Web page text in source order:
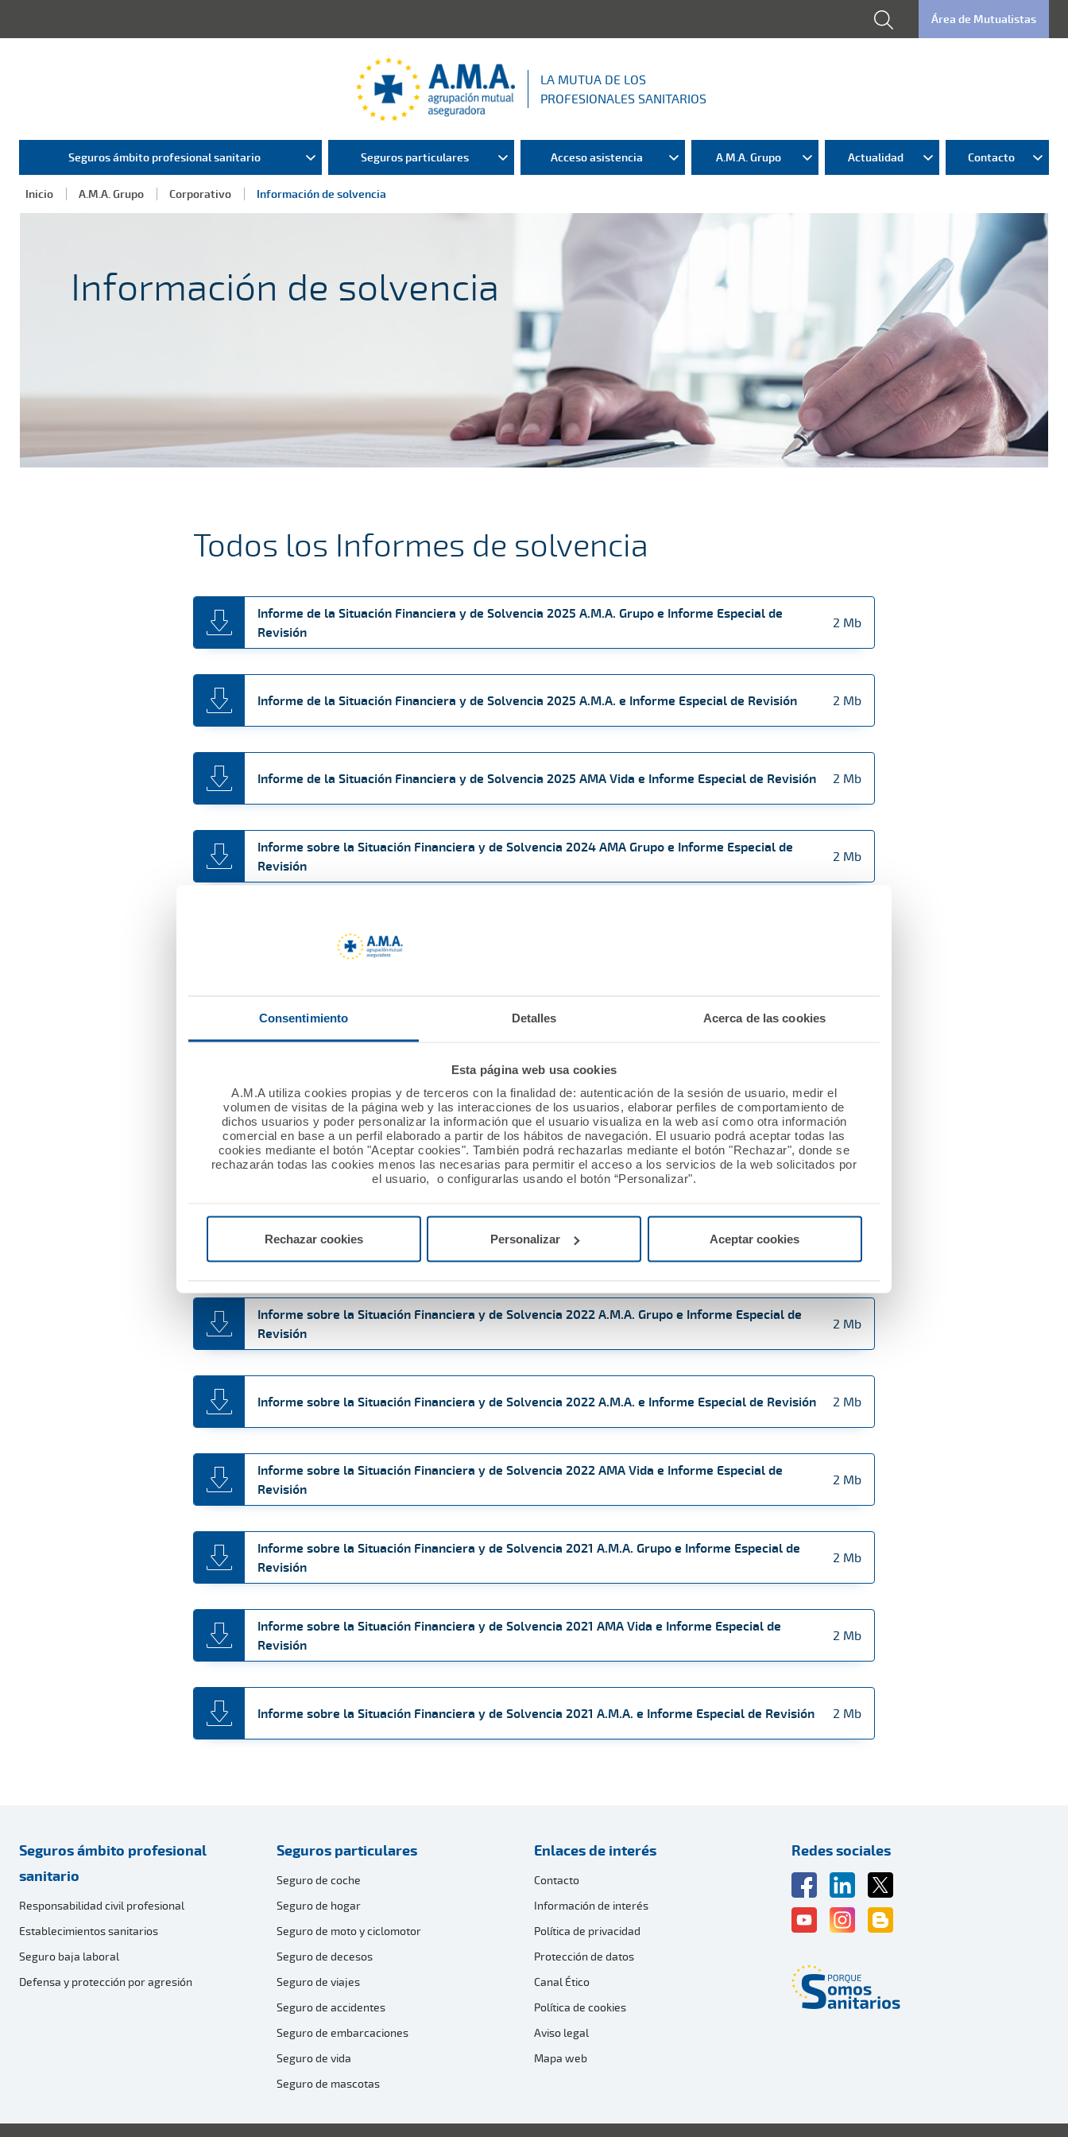
Consentimiento Detalles Acerca de las cookies
Esta página web usa cookies
A.M.A utiliza cookies propias y de terceros con la finalidad de: autenticación de la sesión de usuario, medir el
volumen de visitas de la página web y las interacciones de los usuarios, elaborar perfiles de comportamiento de
dichos usuarios y poder personalizar la información que el usuario visualiza en la web así como otra información
comercial en base a un perfil elaborado a partir de los hábitos de navegación. El usuario podrá aceptar todas las
cookies mediante el botón "Aceptar cookies". También podrá rechazarlas mediante el botón "Rechazar", donde se
rechazarán todas las cookies menos las necesarias para permitir el acceso a los servicios de la web solicitados por
el usuario, o configurarlas usando el botón “Personalizar".
Rechazar cookies Personalizar Aceptar cookies
Área de Mutualistas
LA MUTUA DE LOS
PROFESIONALES SANITARIOS
Seguros ámbito profesional sanitario Seguros particulares Acceso asistencia A.M.A. Grupo Actualidad Contacto
Inicio A.M.A. Grupo Corporativo Información de solvencia
Información de solvencia
Todos los Informes de solvencia
Informe de la Situación Financiera y de Solvencia 2025 A.M.A. Grupo e Informe Especial de
Revisión
2 Mb
Informe de la Situación Financiera y de Solvencia 2025 A.M.A. e Informe Especial de Revisión 2 Mb
Informe de la Situación Financiera y de Solvencia 2025 AMA Vida e Informe Especial de Revisión 2 Mb
Informe sobre la Situación Financiera y de Solvencia 2024 AMA Grupo e Informe Especial de
Revisión
2 Mb
Informe sobre la Situación Financiera y de Solvencia 2024 A.M.A. e Informe Especial de Revisión
Revisión
Informe sobre la Situación Financiera y de Solvencia 2023 A.M.A. Grupo e Informe Especial de
Revisión
3 Mb
Informe sobre la Situación Financiera y de Solvencia 2023 A.M.A. e Informe Especial de Revisión 4 Mb
Informe sobre la Situación Financiera y de Solvencia 2023 AMA Vida e Informe Especial de
Informe sobre la Situación Financiera y de Solvencia 2022 A.M.A. Grupo e Informe Especial de
Revisión
2 Mb
Informe sobre la Situación Financiera y de Solvencia 2022 A.M.A. e Informe Especial de Revisión 2 Mb
Informe sobre la Situación Financiera y de Solvencia 2022 AMA Vida e Informe Especial de
Revisión
2 Mb
Informe sobre la Situación Financiera y de Solvencia 2021 A.M.A. Grupo e Informe Especial de
Revisión
2 Mb
Informe sobre la Situación Financiera y de Solvencia 2021 AMA Vida e Informe Especial de
Revisión
2 Mb
Informe sobre la Situación Financiera y de Solvencia 2021 A.M.A. e Informe Especial de Revisión 2 Mb
Seguros ámbito profesional
sanitario
Responsabilidad civil profesional
Establecimientos sanitarios
Seguro baja laboral
Defensa y protección por agresión
Seguros particulares
Seguro de coche
Seguro de hogar
Seguro de moto y ciclomotor
Seguro de decesos
Seguro de viajes
Seguro de accidentes
Seguro de embarcaciones
Seguro de vida
Seguro de mascotas
Enlaces de interés
Contacto
Información de interés
Política de privacidad
Protección de datos
Canal Ético
Política de cookies
Aviso legal
Mapa web
Redes sociales